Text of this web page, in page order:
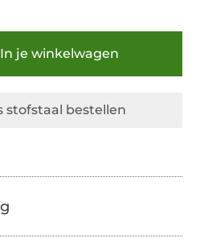
In je winkelwagen